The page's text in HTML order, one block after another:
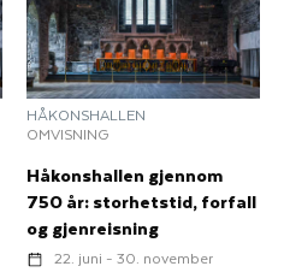
HÅKONSHALLEN
OMVISNING
Håkonshallen gjennom
750 år: storhetstid, forfall
og gjenreisning
22. juni - 30. november